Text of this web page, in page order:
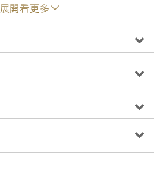
展開看更多